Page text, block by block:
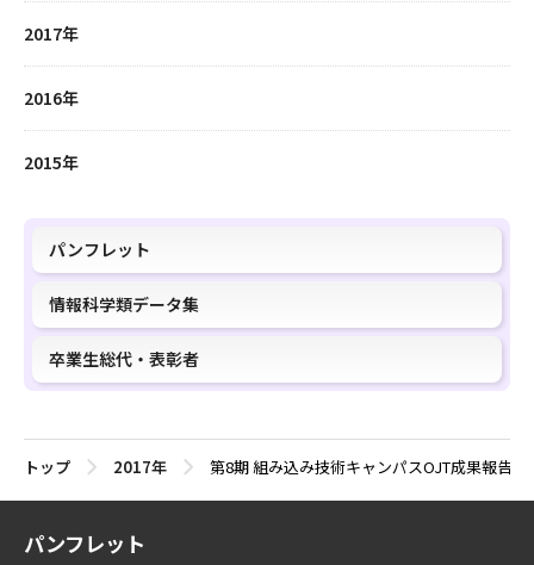
2017年
2016年
2015年
パンフレット
情報科学類データ集
卒業生総代・表彰者
トップ 2017年 第8期 組み込み技術キャンパスOJT成果報告会
パンフレット